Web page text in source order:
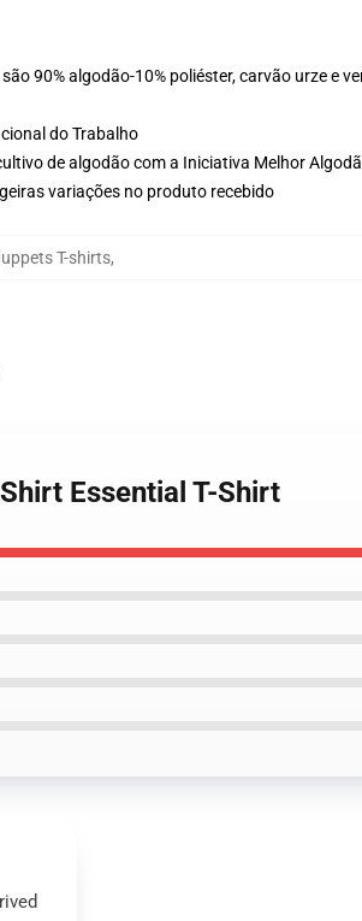
90% algodão-10% poliéster, carvão urze e
do Trabalho
de algodão com a Iniciativa Melhor
variações no produto recebido
T-shirts,
Essential T-Shirt